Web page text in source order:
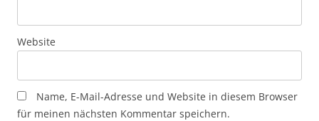
Website
Name, E-Mail-Adresse und Website in diesem Browser
für meinen nächsten Kommentar speichern.